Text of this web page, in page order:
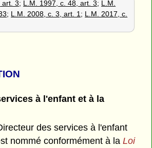
art. 3; L.M. 1997, c. 48, art. 3; L.M.
; L.M. 2008, c. 3, art. 1 ; L.M. 2017, c.
à l'enfant et à la
des services à l'enfant
nommé conformément à laLoi